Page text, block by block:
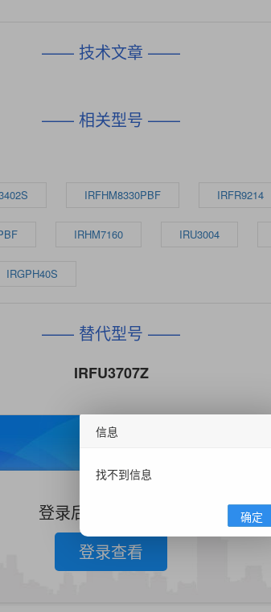
—— 技术文章 ——
—— 相关型号 ——
IRFHM8330PBF IRFR9214
IRHM7160 IRU3004
IRGPH40S
—— 替代型号 ——
IRFU3707Z
登录后查看更多信息
登录查看
信息
找不到信息
确定